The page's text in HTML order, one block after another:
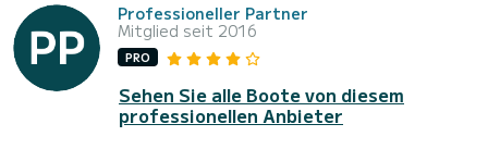
Professioneller Partner
Mitglied seit 2016
PRO
Sehen Sie alle Boote von diesem
professionellen Anbieter